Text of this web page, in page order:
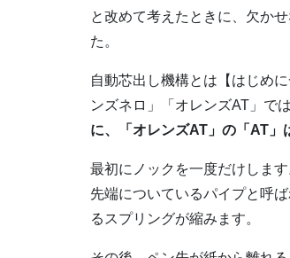
と改めて考えたときに、欠か
た。
自動芯出し機構とは【はじめ
ンズネロ」「オレンズAT」で
に、「オレンズAT」の「AT
最初にノックを一度だけしま
先端についているパイプと呼
るスプリングが縮みます。